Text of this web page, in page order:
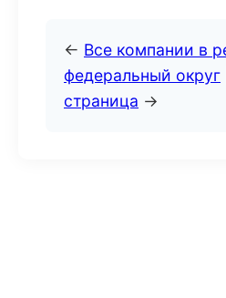
← Все компании в
федеральный округ
страница →